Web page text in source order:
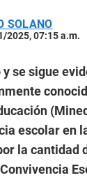
SOLANO
2025, 07:15 a.m.
y se sigue
escolar en
la cantidad